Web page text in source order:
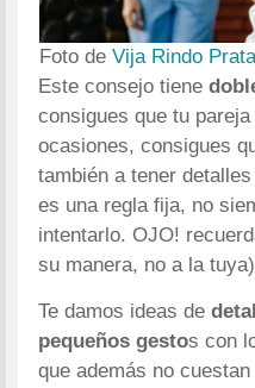
Foto de Vija Rindo
Este consejo tiene
consigues que tu
ocasiones, consigues
también a tener
es una regla fija, no
intentarlo. OJO!
su manera, no a la
Te damos ideas de
pequeños gestos con
que además no cuestan